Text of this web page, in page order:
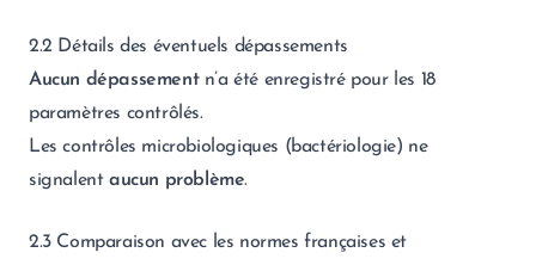
2.2 Détails des éventuels dépassements
Aucun dépassementn’a été enregistré pour les 18
paramètres contrôlés.
Les contrôles microbiologiques (bactériologie) ne
signalent aucun problème.
2.3 Comparaison avec les normes françaises et